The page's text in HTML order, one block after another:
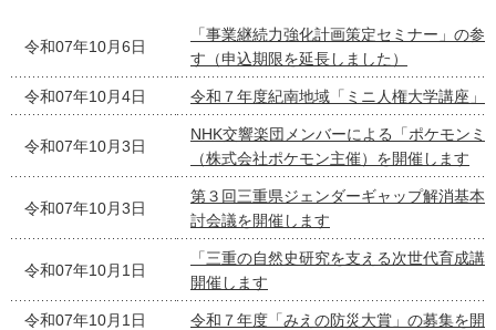
令和07年10月6日
「事業継続力強化計画策定セミナー」の参
す（申込期限を延長しました）
令和07年10月4日 令和７年度紀南地域「ミニ人権大学講座」
令和07年10月3日
NHK交響楽団メンバーによる「ポケモンミ
（株式会社ポケモン主催）を開催します
令和07年10月3日
第３回三重県ジェンダーギャップ解消基本
討会議を開催します
令和07年10月1日
「三重の自然史研究を支える次世代育成講
開催します
令和07年10月1日 令和７年度「みえの防災大賞」の募集を開